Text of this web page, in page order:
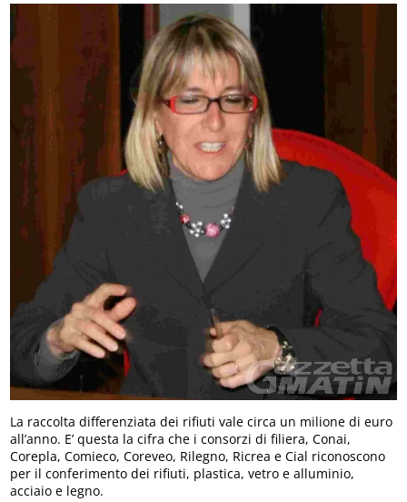
La raccolta differenziata dei rifiuti vale circa un milione di euro
all’anno. E’ questa la cifra che i consorzi di filiera, Conai,
Corepla, Comieco, Coreveo, Rilegno, Ricrea e Cial riconoscono
per il conferimento dei rifiuti, plastica, vetro e alluminio,
acciaio e legno.